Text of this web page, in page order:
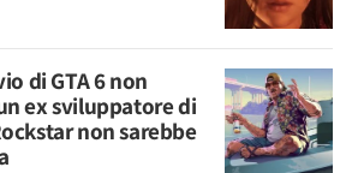
di GTA 6 non
ex sviluppatore di
non sarebbe